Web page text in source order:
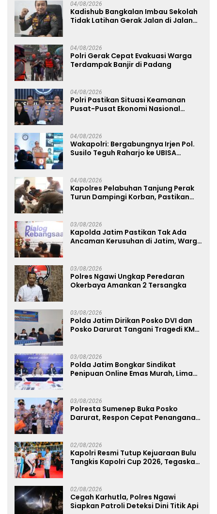
04/08/2026
Kadishub Bangkalan Imbau Sekolah
Tidak Latihan Gerak Jalan di Jalan
04/08/2026
Polri Gerak Cepat Evakuasi Warga
Terdampak Banjir di Padang
04/08/2026
Polri Pastikan Situasi Keamanan
Pusat-Pusat Ekonomi Nasional
04/08/2026
Wakapolri: Bergabungnya Irjen Pol.
Susilo Teguh Raharjo ke UBISA
04/08/2026
Kapolres Pelabuhan Tanjung Perak
Turun Dampingi Korban, Pastikan
03/08/2026
Kapolda Jatim Pastikan Tak Ada
Ancaman Kerusuhan di Jatim, Warga
03/08/2026
Polres Ngawi Ungkap Peredaran
Okerbaya Amankan 2 Tersangka
03/08/2026
Polda Jatim Dirikan Posko DVI dan
Posko Darurat Tangani Tragedi KMP
03/08/2026
Polda Jatim Bongkar Sindikat
Penipuan Online Emas Murah, Lima
03/08/2026
Polresta Sumenep Buka Posko
Darurat, Respon Cepat Penanganan
02/08/2026
Kapolri Resmi Tutup Kejuaraan Bulu
Tangkis Kapolri Cup 2026, Tegaskan
02/08/2026
Cegah Karhutla, Polres Ngawi
Siapkan Patroli Deteksi Dini Titik Api